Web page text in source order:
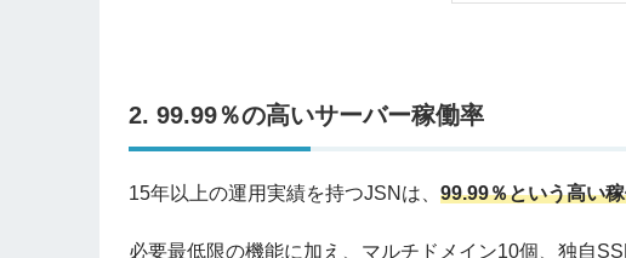
2. 99.99％の高いサーバー稼働率
15年以上の運用実績を持つJSNは、 99.99％という高い
必要最低限の機能に加え、マルチドメイン10個、独自